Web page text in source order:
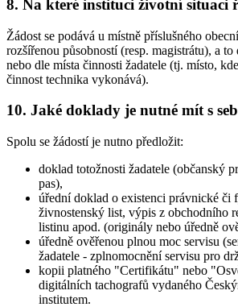
8. Na které instituci životní situaci
Žádost se podává u místně příslušného
rozšířenou působností (resp. magistrátu), a
nebo dle místa činnosti žadatele (tj. místo,
činnost technika vykonává).
10. Jaké doklady je nutné mít s
Spolu se žádostí je nutno předložit:
doklad totožnosti žadatele (občanský
pas),
úřední doklad o existenci právnické či
živnostenský list, výpis z obchodního
listinu apod. (originály nebo úředně
úředně ověřenou plnou moc servisu
žadatele - zplnomocnění servisu pro
kopii platného "Certifikátu" nebo
digitálních tachografů vydaného
institutem.